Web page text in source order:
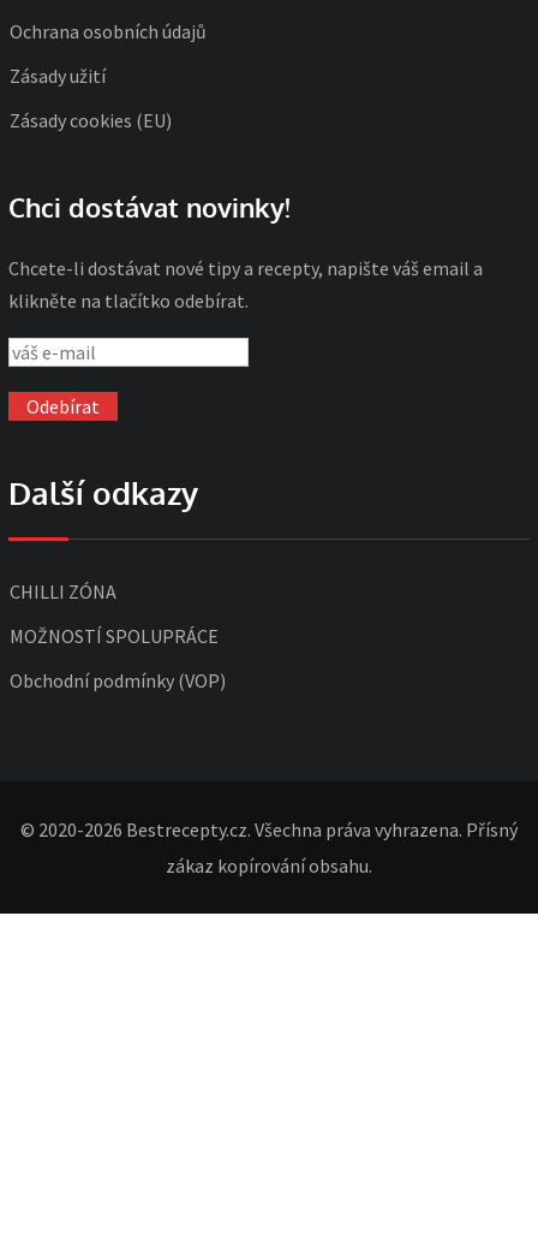
Ochrana osobních údajů
Zásady užití
Zásady cookies (EU)
Chci dostávat novinky!
Chcete-li dostávat nové tipy a recepty, napište váš email a
klikněte na tlačítko odebírat.
Další odkazy
CHILLI ZÓNA
MOŽNOSTÍ SPOLUPRÁCE
Obchodní podmínky (VOP)
© 2020-2026 Bestrecepty.cz. Všechna práva vyhrazena. Přísný
zákaz kopírování obsahu.